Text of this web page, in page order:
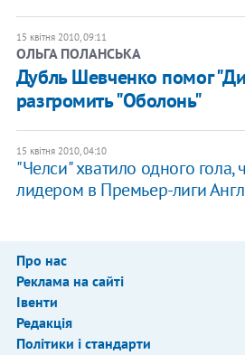
15 квітня 2010, 09:11
ОЛЬГА ПОЛАНСЬКА
Дубль Шевченко помог
разгромить "Оболонь"
15 квітня 2010, 04:10
"Челси" хватило одного гола,
лидером в Премьер-лиги
Про нас
Реклама на сайті
Івенти
Редакція
Політики і стандарти